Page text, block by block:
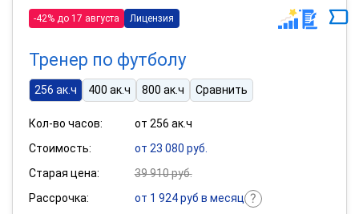
-42% до 17 августа Лицензия
Тренер по футболу
256 ак.ч 400 ак.ч 800 ак.ч Сравнить
Кол-во часов:
от 256 ак.ч
Стоимость:
от 23 080 руб.
Старая цена:
39 910 руб.
Рассрочка:
от 1 924 руб в месяц